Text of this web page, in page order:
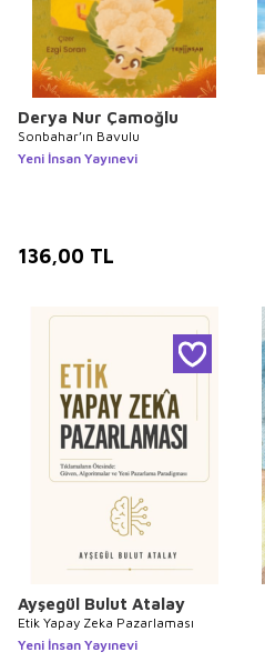
Derya Nur Çamoğlu
Sonbahar’ın Bavulu
Yeni İnsan Yayınevi
136,00 TL
Ayşegül Bulut Atalay
Etik Yapay Zeka Pazarlaması
Yeni İnsan Yayınevi